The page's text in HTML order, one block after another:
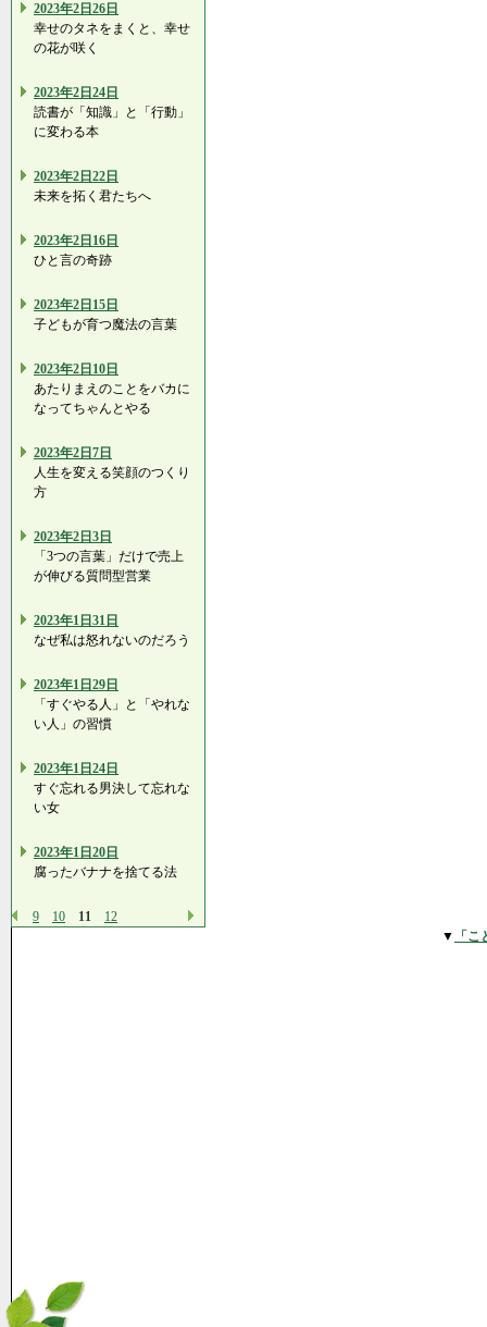
2023年2日26日
幸せのタネをまくと、幸せ
の花が咲く
2023年2日24日
読書が「知識」と「行動」
に変わる本
2023年2日22日
未来を拓く君たちへ
2023年2日16日
ひと言の奇跡
2023年2日15日
子どもが育つ魔法の言葉
2023年2日10日
あたりまえのことをバカに
なってちゃんとやる
2023年2日7日
人生を変える笑顔のつくり
方
2023年2日3日
「3つの言葉」だけで売上
が伸びる質問型営業
2023年1日31日
なぜ私は怒れないのだろう
2023年1日29日
「すぐやる人」と「やれな
い人」の習慣
2023年1日24日
すぐ忘れる男決して忘れな
い女
2023年1日20日
腐ったバナナを捨てる法
9 10 11 12
▼ 「